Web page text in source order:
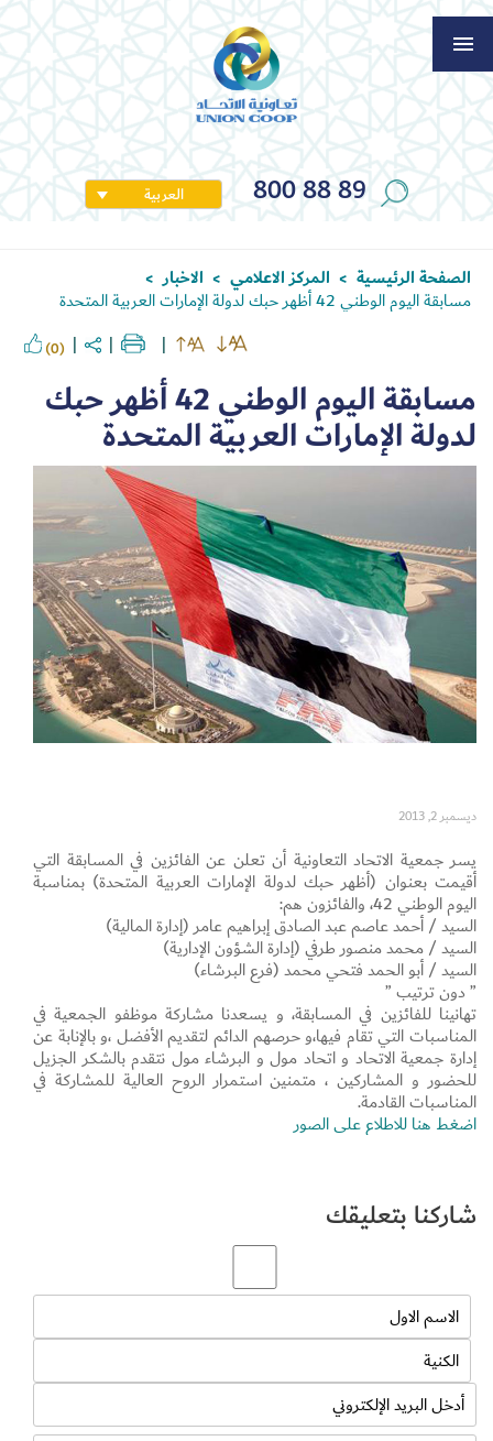
800 88 89 العربية
الصفحة الرئيسية > المركز الاعلامي > الاخبار >
مسابقة اليوم الوطني 42 أظهر حبك لدولة الإمارات العربية المتحدة
(0)
مسابقة اليوم الوطني 42 أظهر حبك
لدولة الإمارات العربية المتحدة
ديسمبر 2, 2013
يسر جمعية الاتحاد التعاونية أن تعلن عن الفائزين في المسابقة التي
أقيمت بعنوان (أظهر حبك لدولة الإمارات العربية المتحدة) بمناسبة
اليوم الوطني 42، والفائزون هم:
السيد / أحمد عاصم عبد الصادق إبراهيم عامر (إدارة المالية)
السيد / محمد منصور طرفي (إدارة الشؤون الإدارية)
السيد / أبو الحمد فتحي محمد (فرع البرشاء)
” دون ترتيب ”
تهانينا للفائزين في المسابقة، و يسعدنا مشاركة موظفو الجمعية في
المناسبات التي تقام فيها،و حرصهم الدائم لتقديم الأفضل ،و بالإنابة عن
إدارة جمعية الاتحاد و اتحاد مول و البرشاء مول نتقدم بالشكر الجزيل
للحضور و المشاركين ، متمنين استمرار الروح العالية للمشاركة في
المناسبات القادمة.
اضغط هنا للاطلاع على الصور
شاركنا بتعليقك
Set Youtube Channel ID